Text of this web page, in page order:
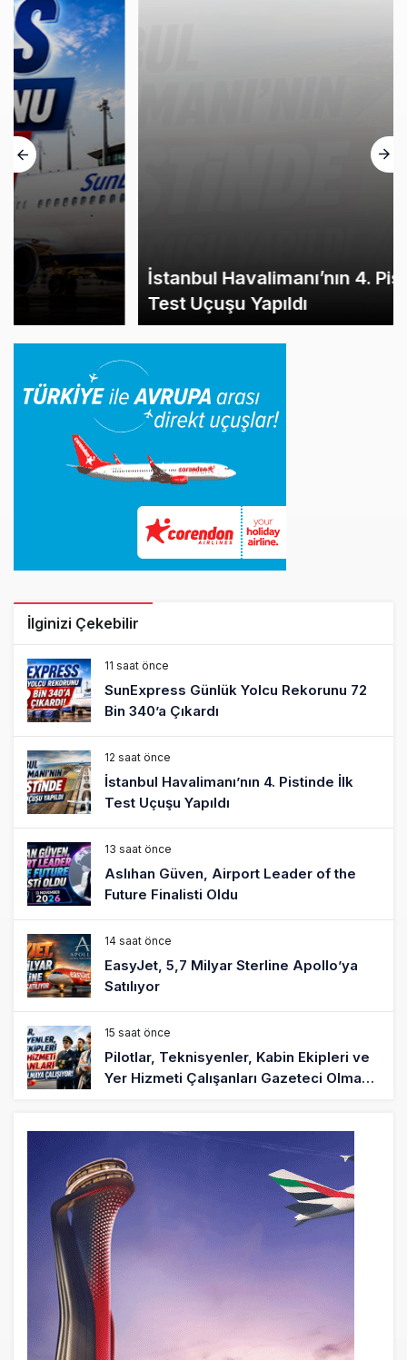
İstanbul Havalimanı’nın 4. Pistinde İlk
Test Uçuşu Yapıldı
İlginizi Çekebilir
11 saat önce
SunExpress Günlük Yolcu Rekorunu 72
Bin 340’a Çıkardı
12 saat önce
İstanbul Havalimanı’nın 4. Pistinde İlk
Test Uçuşu Yapıldı
13 saat önce
Aslıhan Güven, Airport Leader of the
Future Finalisti Oldu
14 saat önce
EasyJet, 5,7 Milyar Sterline Apollo’ya
Satılıyor
15 saat önce
Pilotlar, Teknisyenler, Kabin Ekipleri ve
Yer Hizmeti Çalışanları Gazeteci Olmaya
BookingAgora’dan Dubai’ye iki FAM Trip
19 saat önce
AJet Uçuşlarıyla Rus Turist İçin Yeni
Türkiye Rotası
20 saat önce
Airbus Temmuz bilançosunu açıkladı:
204 yeni sipariş